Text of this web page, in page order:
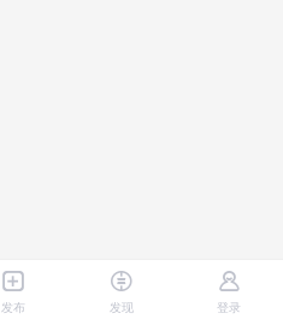
发布 发现 登录